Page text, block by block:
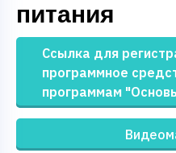
питания
Ссылка для
программное
программам